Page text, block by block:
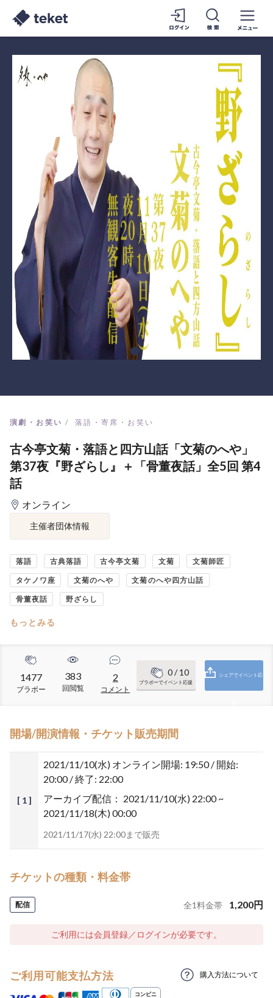
演劇・お笑い 落語・寄席・お笑い
古今亭文菊・落語と四方山話「文菊のへや」
第37夜『野ざらし』＋「骨董夜話」全5回 第4
話
オンライン
主催者団体情報
落語 古典落語 古今亭文菊 文菊 文菊師匠
タケノワ座 文菊のへや 文菊のへや四方山話
骨董夜話 野ざらし
もっとみる
1477
ブラボー
383
回閲覧
2
コメント
0/ 10
ブラボーでイベント応援
シェアでイベント応
開場/開演情報・チケット販売期間
[ 1 ]
2021/11/10(水) オンライン開場: 19:50 / 開始:
20:00 / 終了: 22:00
アーカイブ配信： 2021/11/10(水) 22:00 ~
2021/11/18(木) 00:00
2021/11/17(水) 22:00まで販売
チケットの種類・料金帯
配信 全1料金帯 1,200円
ご利用には会員登録／ログインが必要です。
ご利用可能支払方法 購入方法について